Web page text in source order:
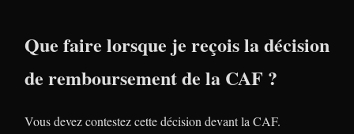
Que faire lorsque je reçois la décision
de remboursement de la CAF ?
Vous devez contestez cette décision devant la CAF.